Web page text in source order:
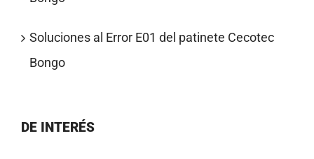
Soluciones al Error E01 del patinete Cecotec
Bongo
DE INTERÉS